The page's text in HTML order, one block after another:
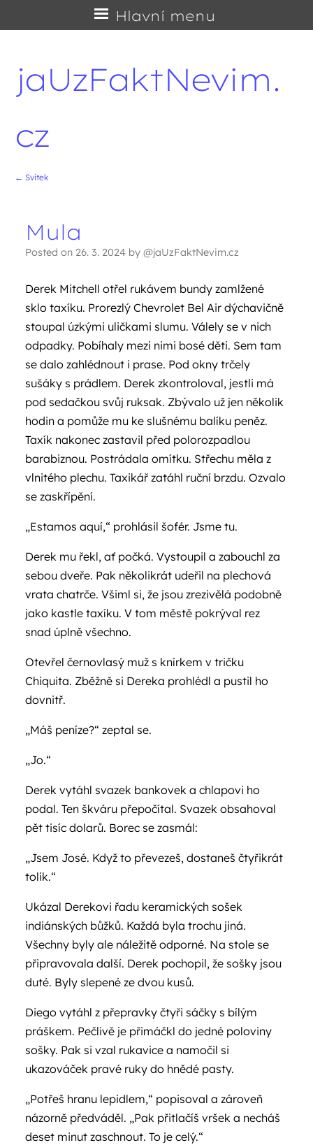
jaUzFaktNevim.
cz
Hlavní menu
na
← Svitek
Mula
Posted on 26. 3. 2024 by @jaUzFaktNevim.cz
Derek Mitchell otřel rukávem bundy zamlžené
sklo taxíku. Prorezlý Chevrolet Bel Air dýchavičně
stoupal úzkými uličkami slumu. Válely se v nich
odpadky. Pobíhaly mezi nimi bosé děti. Sem tam
se dalo zahlédnout i prase. Pod okny trčely
sušáky s prádlem. Derek zkontroloval, jestli má
pod sedačkou svůj ruksak. Zbývalo už jen několik
hodin a pomůže mu ke slušnému balíku peněz.
Taxík nakonec zastavil před polorozpadlou
barabiznou. Postrádala omítku. Střechu měla z
vlnitého plechu. Taxikář zatáhl ruční brzdu. Ozvalo
se zaskřípění.
„Estamos aquí,“ prohlásil šofér. Jsme tu.
Derek mu řekl, ať počká. Vystoupil a zabouchl za
sebou dveře. Pak několikrát udeřil na plechová
vrata chatrče. Všiml si, že jsou zrezivělá podobně
jako kastle taxíku. V tom městě pokrýval rez
snad úplně všechno.
Otevřel černovlasý muž s knírkem v tričku
Chiquita. Zběžně si Dereka prohlédl a pustil ho
dovnitř.
„Máš peníze?“ zeptal se.
„Jo.“
Derek vytáhl svazek bankovek a chlapovi ho
podal. Ten škváru přepočítal. Svazek obsahoval
pět tisíc dolarů. Borec se zasmál:
„Jsem José. Když to převezeš, dostaneš čtyřikrát
tolik.“
Ukázal Derekovi řadu keramických sošek
indiánských bůžků. Každá byla trochu jiná.
Všechny byly ale náležitě odporné. Na stole se
připravovala další. Derek pochopil, že sošky jsou
duté. Byly slepené ze dvou kusů.
Diego vytáhl z přepravky čtyři sáčky s bílým
práškem. Pečlivě je přimáčkl do jedné poloviny
sošky. Pak si vzal rukavice a namočil si
ukazováček pravé ruky do hnědé pasty.
„Potřeš hranu lepidlem,“ popisoval a zároveň
názorně předváděl. „Pak přitlačíš vršek a necháš
deset minut zaschnout. To je celý.“